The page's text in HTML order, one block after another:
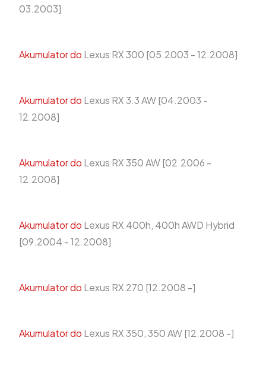
03.2003]
Akumulator do Lexus RX 300 [05.2003 - 12.2008]
Akumulator do Lexus RX 3.3 AW [04.2003 -
12.2008]
Akumulator do Lexus RX 350 AW [02.2006 -
12.2008]
Akumulator do Lexus RX 400h, 400h AWD Hybrid
[09.2004 - 12.2008]
Akumulator do Lexus RX 270 [12.2008 -]
Akumulator do Lexus RX 350, 350 AW [12.2008 -]